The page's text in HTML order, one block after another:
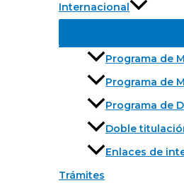
Internacional
Programa de
Programa de
Programa de
Doble
Enlaces de
Trámites